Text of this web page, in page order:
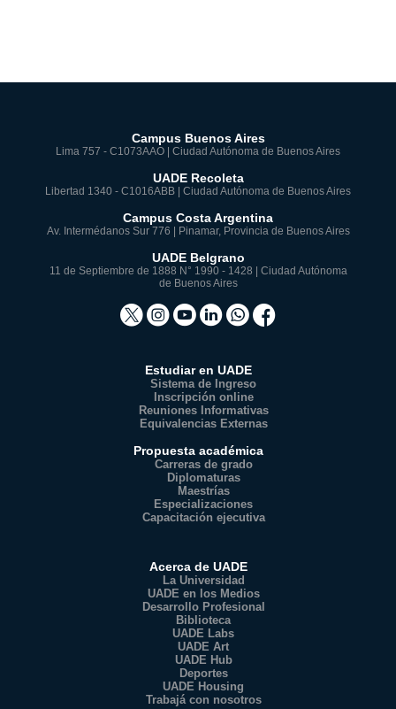
Campus Buenos Aires
Lima 757 - C1073AAO | Ciudad Autónoma de Buenos Aires
UADE Recoleta
Libertad 1340 - C1016ABB | Ciudad Autónoma de Buenos Aires
Campus Costa Argentina
Av. Intermédanos Sur 776 | Pinamar, Provincia de Buenos Aires
UADE Belgrano
11 de Septiembre de 1888 N° 1990 - 1428 | Ciudad Autónoma
de Buenos Aires
Estudiar en UADE
Sistema de Ingreso
Inscripción online
Reuniones Informativas
Equivalencias Externas
Propuesta académica
Carreras de grado
Diplomaturas
Maestrías
Especializaciones
Capacitación ejecutiva
Acerca de UADE
La Universidad
UADE en los Medios
Desarrollo Profesional
Biblioteca
UADE Labs
UADE Art
UADE Hub
Deportes
UADE Housing
Trabajá con nosotros